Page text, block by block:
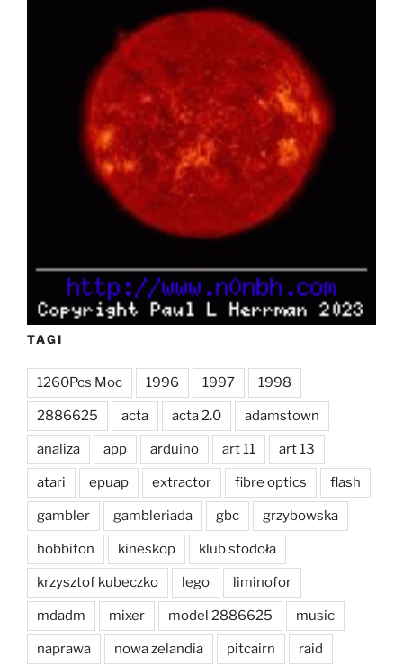
TAGI
1260Pcs Moc 1996 1997 1998
2886625 acta acta 2.0 adamstown
analiza app arduino art 11 art 13
atari epuap extractor fibre optics flash
gambler gambleriada gbc grzybowska
hobbiton kineskop klub stodoła
krzysztof kubeczko lego liminofor
mdadm mixer model 2886625 music
naprawa nowa zelandia pitcairn raid